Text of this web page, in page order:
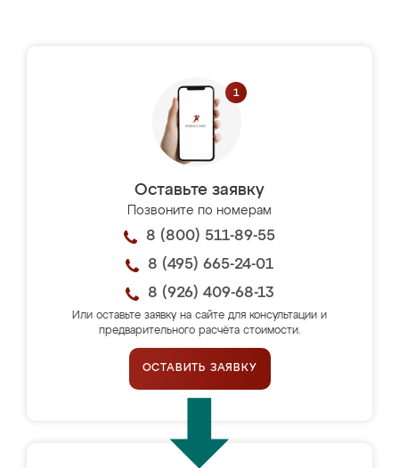
Оставьте заявку
Позвоните по номерам
8 (800) 511-89-55
8 (495) 665-24-01
8 (926) 409-68-13
Или оставьте заявку на сайте для консультации и
предварительного расчёта стоимости.
ОСТАВИТЬ ЗАЯВКУ